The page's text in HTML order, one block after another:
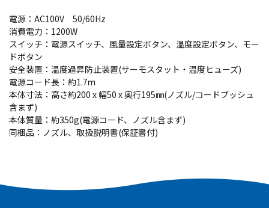
電源：AC100V 50/60Hz
消費電力：1200W
スイッチ：電源スイッチ、風量設定ボタン、温度設定ボタン、モー
ドボタン
安全装置：温度過昇防止装置(サーモスタット・温度ヒューズ)
電源コード長：約1.7ｍ
本体寸法：高さ約200 x 幅50 x 奥行195㎜(ノズル/コードブッシュ
含まず)
本体質量：約350g(電源コード、ノズル含まず)
同梱品：ノズル、取扱説明書(保証書付)